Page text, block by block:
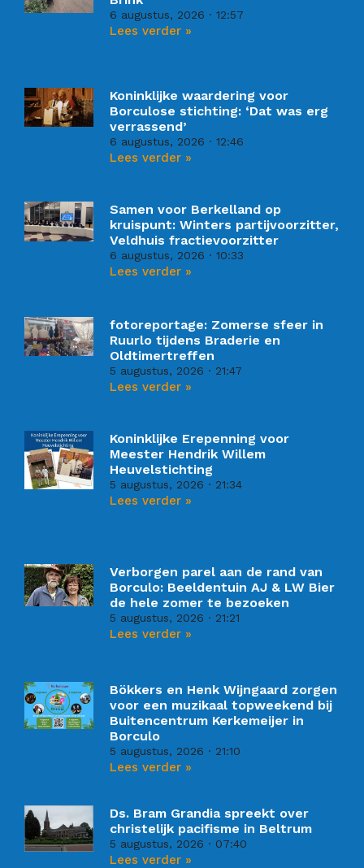
6 augustus, 2026 12:57
Lees verder »
Koninklijke waardering voor
Borculose stichting: ‘Dat was erg
verrassend’
6 augustus, 2026 12:46
Lees verder »
Samen voor Berkelland op
kruispunt: Winters partijvoorzitter,
Veldhuis fractievoorzitter
6 augustus, 2026 10:33
Lees verder »
fotoreportage: Zomerse sfeer in
Ruurlo tijdens Braderie en
Oldtimertreffen
5 augustus, 2026 21:47
Lees verder »
Koninklijke Erepenning voor
Meester Hendrik Willem
Heuvelstichting
5 augustus, 2026 21:34
Lees verder »
Verborgen parel aan de rand van
Borculo: Beeldentuin AJ & LW Bier
de hele zomer te bezoeken
5 augustus, 2026 21:21
Lees verder »
Bökkers en Henk Wijngaard zorgen
voor een muzikaal topweekend bij
Buitencentrum Kerkemeijer in
Borculo
5 augustus, 2026 21:10
Lees verder »
Ds. Bram Grandia spreekt over
christelijk pacifisme in Beltrum
5 augustus, 2026 07:40
Lees verder »